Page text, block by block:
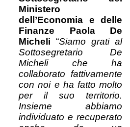
Ministero
dell’Economia e delle
Finanze Paola De
Micheli “Siamo grati al
Sottosegretario De
Micheli che ha
collaborato fattivamente
con noi e ha fatto molto
per il suo territorio.
Insieme abbiamo
individuato e recuperato